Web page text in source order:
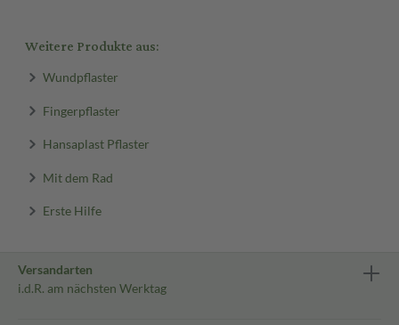
Weitere Produkte aus:
Wundpflaster
Fingerpflaster
Hansaplast Pflaster
Mit dem Rad
Erste Hilfe
Versandarten
i.d.R. am nächsten Werktag